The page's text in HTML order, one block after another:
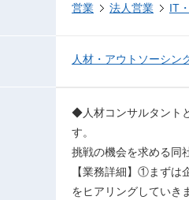
営業 法人営業 IT
人材・アウトソーシン
◆人材コンサルタント
す。
挑戦の機会を求める同
【業務詳細】①まずは
をヒアリングしていき